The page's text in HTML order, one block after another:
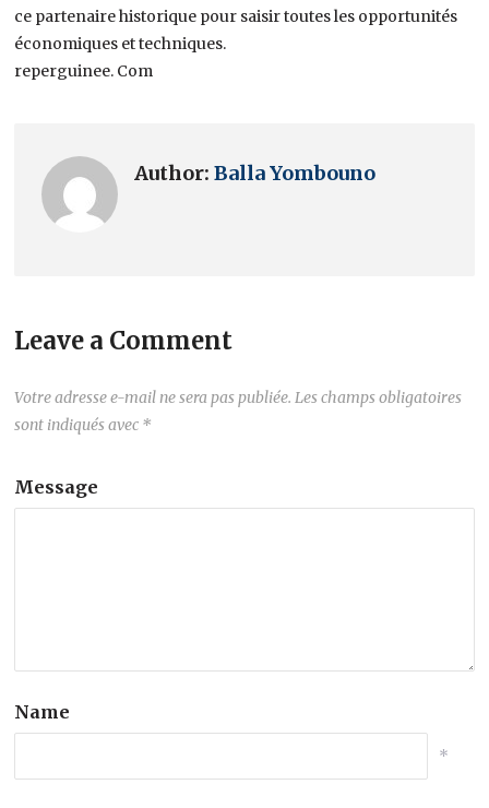
ce partenaire historique pour saisir toutes les opportunités
économiques et techniques.
reperguinee. Com
Author:Balla Yombouno
Leave a Comment
Votre adresse e-mail ne sera pas publiée. Les champs obligatoires
sont indiqués avec *
Message
Name
*